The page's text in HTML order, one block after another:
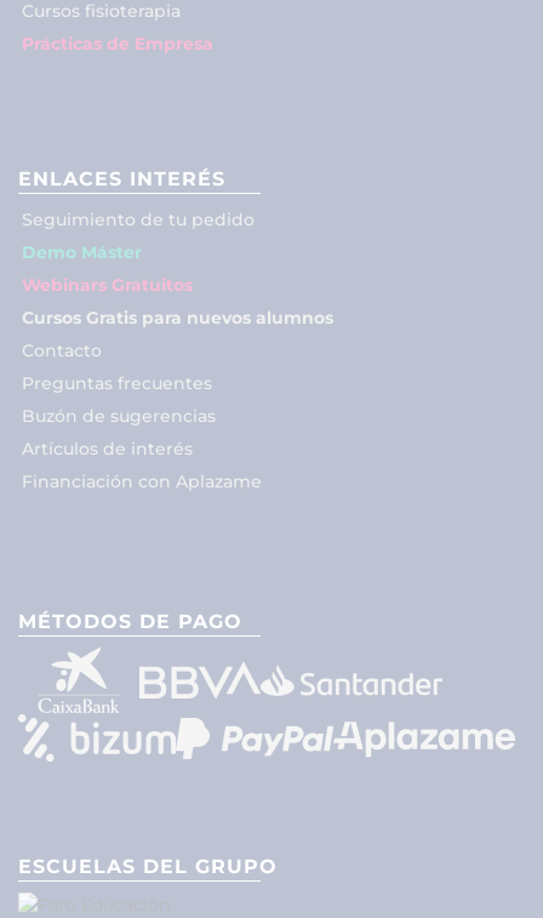
Cursos fisioterapia
Prácticas de Empresa
ENLACES INTERÉS
Seguimiento de tu pedido
Demo Máster
Webinars Gratuitos
Cursos Gratis para nuevos alumnos
Contacto
Preguntas frecuentes
Buzón de sugerencias
Artículos de interés
Financiación con Aplazame
MÉTODOS DE PAGO
ESCUELAS DEL GRUPO